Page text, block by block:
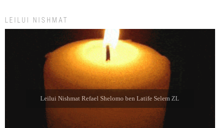
LEILUI NISHMAT
Leilui Nishmat Refael Shelomo ben Latife Selem ZL